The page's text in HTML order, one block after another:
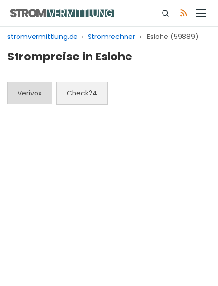
Inhalt
springen
stromvermittlung.de › Stromrechner › Eslohe (59889)
Strompreise in Eslohe
Verivox Check24